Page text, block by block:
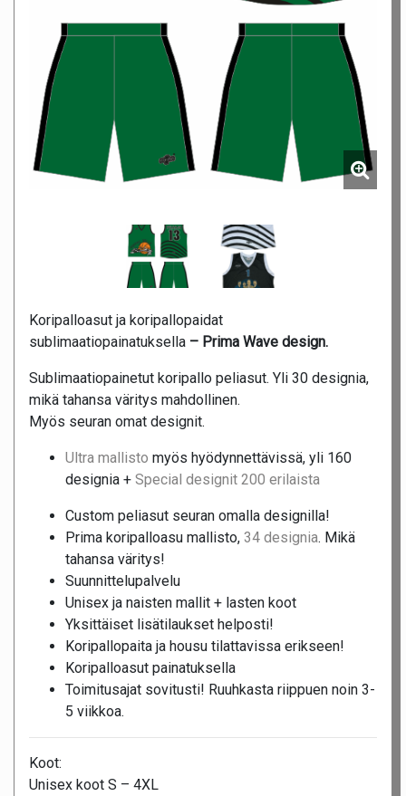
Koripalloasut ja koripallopaidat
sublimaatiopainatuksella – Prima Wave design.
Sublimaatiopainetut koripallo peliasut. Yli 30 designia,
mikä tahansa väritys mahdollinen.
Myös seuran omat designit.
Ultra mallisto myös hyödynnettävissä, yli 160
designia + Special designit 200 erilaista
Custom peliasut seuran omalla designilla!
Prima koripalloasu mallisto, 34 designia. Mikä
tahansa väritys!
Suunnittelupalvelu
Unisex ja naisten mallit + lasten koot
Yksittäiset lisätilaukset helposti!
Koripallopaita ja housu tilattavissa erikseen!
Koripalloasut painatuksella
Toimitusajat sovitusti! Ruuhkasta riippuen noin 3-
5 viikkoa.
Koot:
Unisex koot S – 4XL